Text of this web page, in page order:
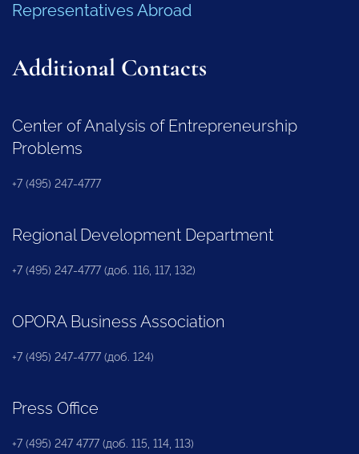
Representatives Abroad
Additional Contacts
Center of Analysis of Entrepreneurship
Problems
+7 (495) 247-4777
Regional Development Department
+7 (495) 247-4777 (доб. 116, 117, 132)
OPORA Business Association
+7 (495) 247-4777 (доб. 124)
Press Office
+7 (495) 247 4777 (доб. 115, 114, 113)